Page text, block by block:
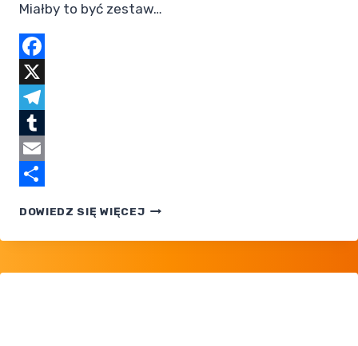
Miałby to być zestaw…
Facebook
X
Telegram
Tumblr
Email
DOWIEDZ SIĘ WIĘCEJNOWE
POKEMON
POCKET